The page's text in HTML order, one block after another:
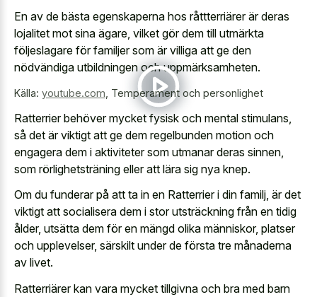
En av de bästa egenskaperna hos råttterriärer är deras
lojalitet mot sina ägare, vilket gör dem till utmärkta
följeslagare för familjer som är villiga att ge den
nödvändiga utbildningen och uppmärksamheten.
Källa: youtube.com Temperament och personlighet
Ratterrier behöver mycket fysisk och mental stimulans,
så det är viktigt att ge dem regelbunden motion och
engagera dem i aktiviteter som utmanar deras sinnen,
som rörlighetsträning eller att lära sig nya knep.
Om du funderar på att ta in en Ratterrier i din familj, är det
viktigt att socialisera dem i stor utsträckning från en tidig
ålder, utsätta dem för en mängd olika människor, platser
och upplevelser, särskilt under de första tre månaderna
av livet.
Ratterriärer kan vara mycket tillgivna och bra med barn